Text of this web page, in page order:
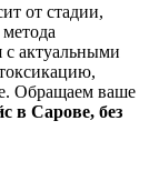
от стадии,
актуальными
Обращаем ваше
в Сарове, без